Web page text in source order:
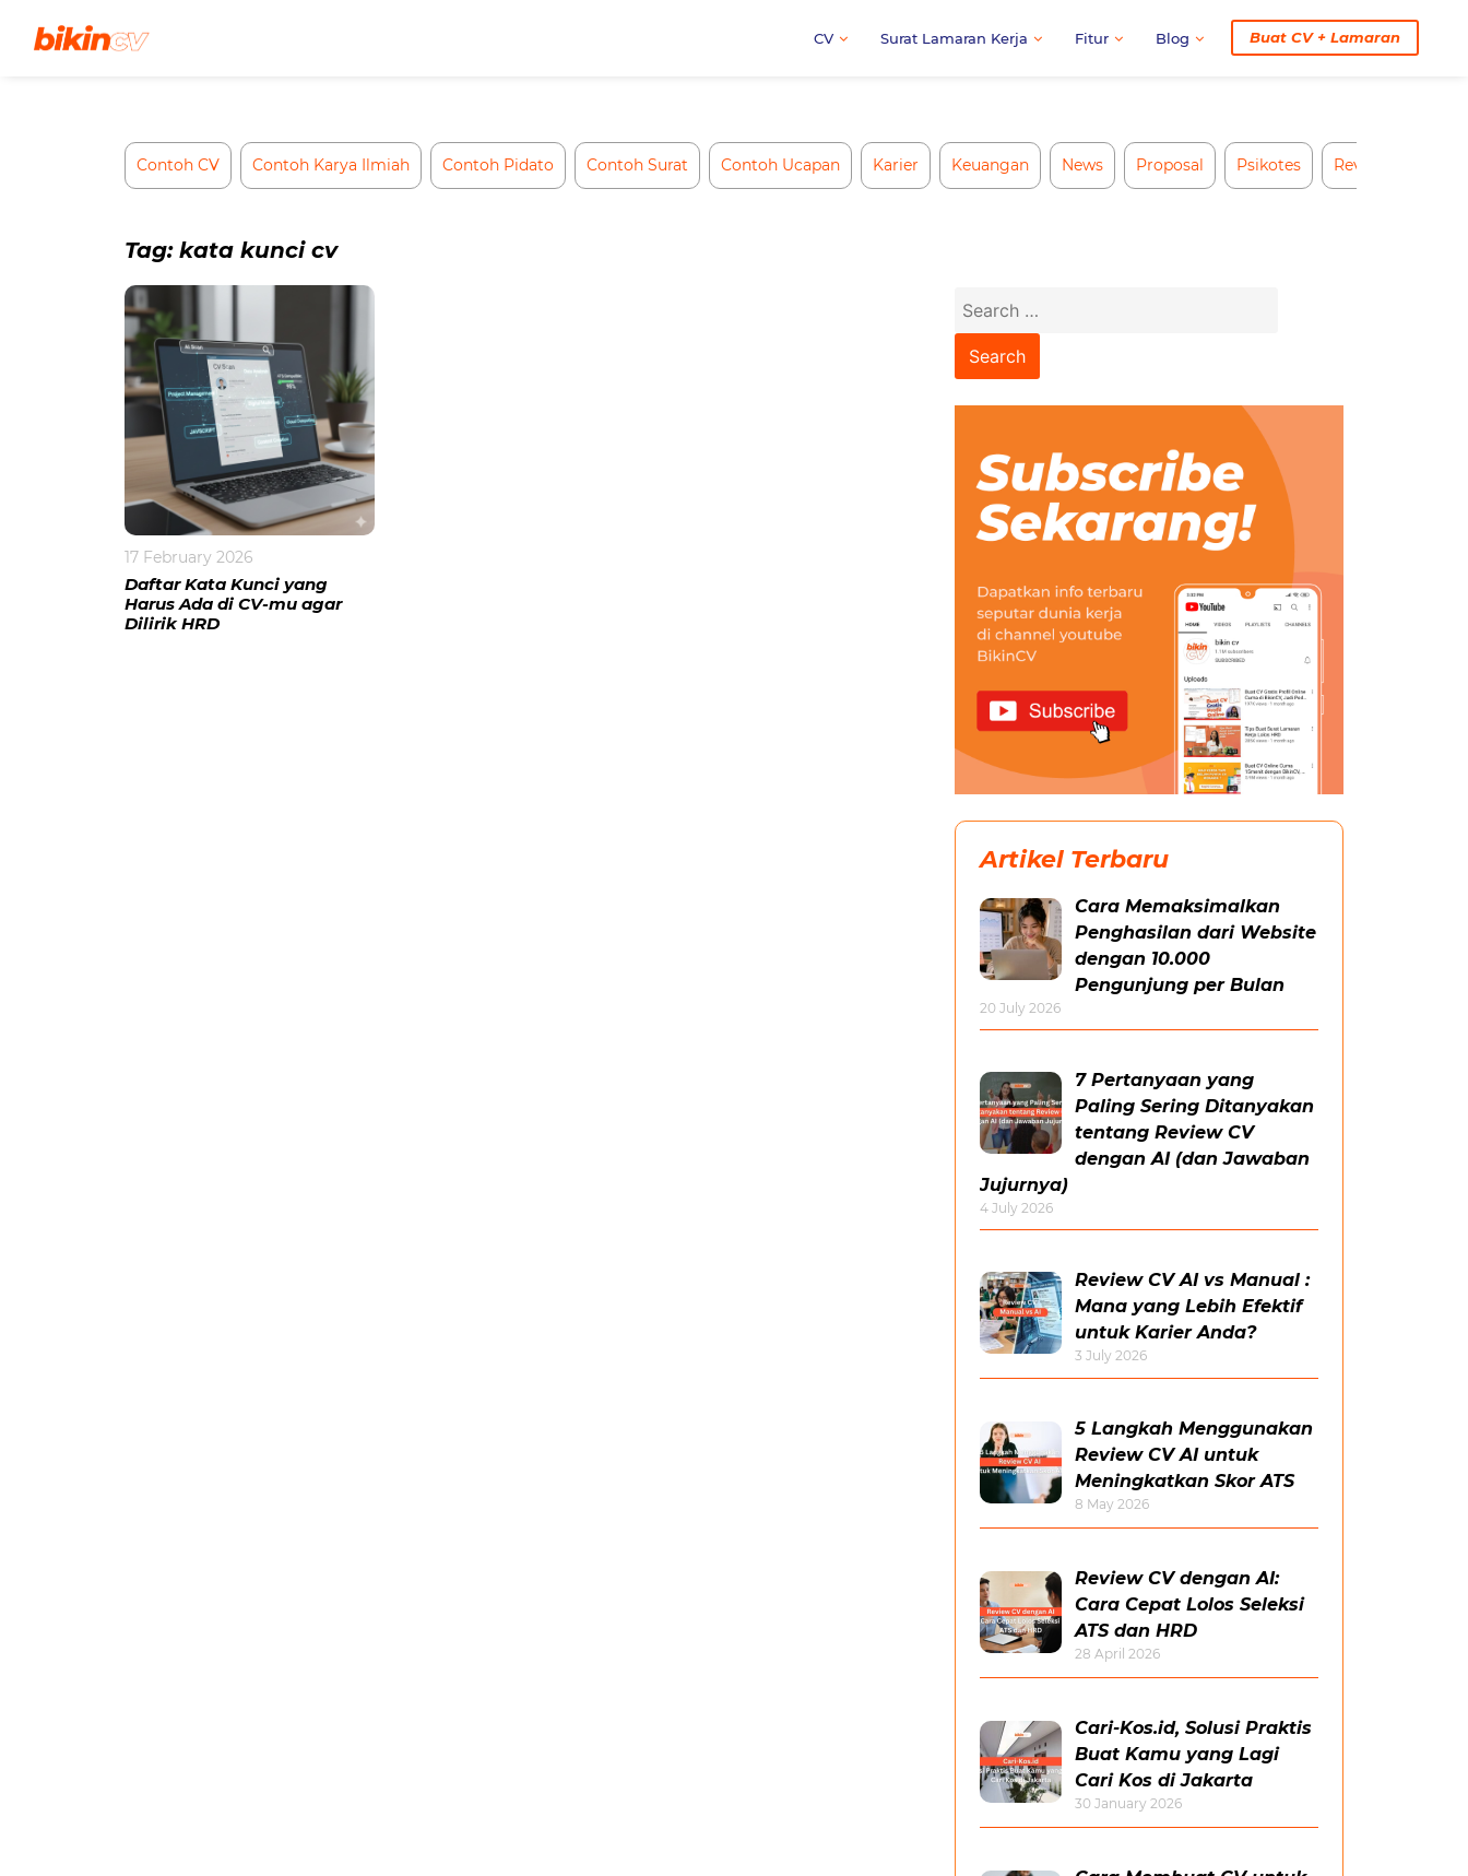
CV Surat Lamaran Kerja Fitur Blog Buat CV + Lamaran
Contoh CV Contoh Karya Ilmiah Contoh Pidato Contoh Surat Contoh Ucapan Karier Keuangan News Proposal Psikotes Review CV AI
Tag: kata kunci cv
17 February 2026
Daftar Kata Kunci yang
Harus Ada di CV-mu agar
Dilirik HRD
Artikel Terbaru
Cara Memaksimalkan
Penghasilan dari Website
dengan 10.000
Pengunjung per Bulan
20 July 2026
7 Pertanyaan yang
Paling Sering Ditanyakan
tentang Review CV
dengan AI (dan Jawaban
Jujurnya)
4 July 2026
Review CV AI vs Manual :
Mana yang Lebih Efektif
untuk Karier Anda?
3 July 2026
5 Langkah Menggunakan
Review CV AI untuk
Meningkatkan Skor ATS
8 May 2026
Review CV dengan AI:
Cara Cepat Lolos Seleksi
ATS dan HRD
28 April 2026
Cari-Kos.id, Solusi Praktis
Buat Kamu yang Lagi
Cari Kos di Jakarta
30 January 2026